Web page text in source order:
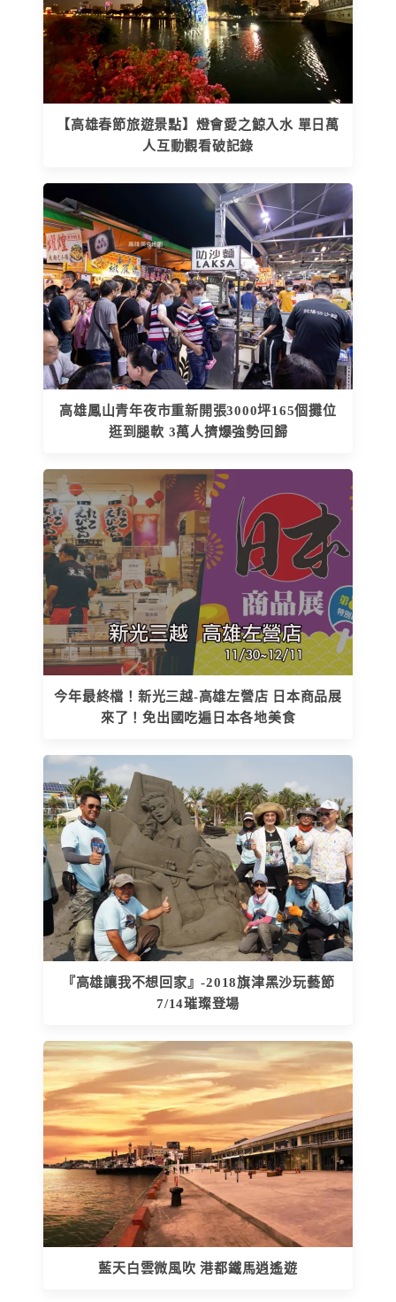
【高雄春節旅遊景點】燈會愛之鯨入水 單日萬
人互動觀看破記錄
高雄鳳山青年夜市重新開張3000坪165個攤位
逛到腿軟 3萬人擠爆強勢回歸
今年最終檔！新光三越-高雄左營店 日本商品展
來了！免出國吃遍日本各地美食
『高雄讓我不想回家』-2018旗津黑沙玩藝節
7/14璀璨登場
藍天白雲微風吹 港都鐵馬逍遙遊